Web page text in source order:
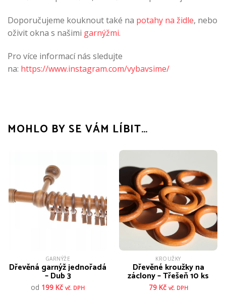
Doporučujeme kouknout také na potahy na židle, nebo
oživit okna s našimi garnýžmi.
Pro více informací nás sledujte
na: https://www.instagram.com/vybavsime/
MOHLO BY SE VÁM LÍBIT…
GARNÝŽE
Dřevěná garnýž jednořadá
– Dub 3
od 199 Kč vč. DPH
KROUŽKY
Dřevěné kroužky na
záclony – Třešeň 10 ks
79 Kč vč. DPH